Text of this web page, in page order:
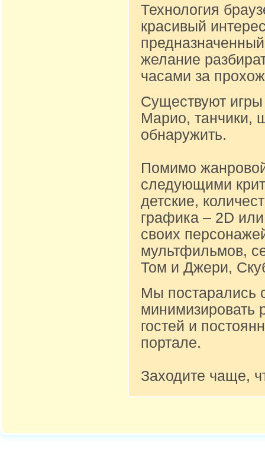
Технология
красивый
желание
часами за
Существуют игры
Марио, танчики,
обнаружить.
Помимо
следующими
детские,
графика – 2D
своих
мультфильмов,
Том и Джери,
Мы постарались
минимизировать
гостей и
портале.
Заходите чаще,